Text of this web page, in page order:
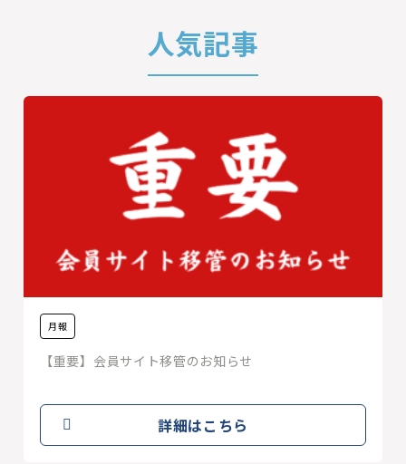
人気記事
月報
【重要】会員サイト移管のお知らせ
詳細はこちら